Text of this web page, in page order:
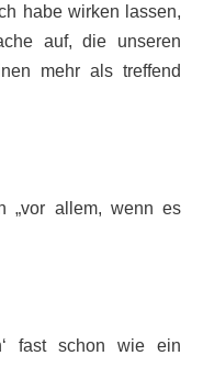
habe wirken lassen,
auf, die unseren
mehr als treffend
„vor allem, wenn es
fast schon wie ein